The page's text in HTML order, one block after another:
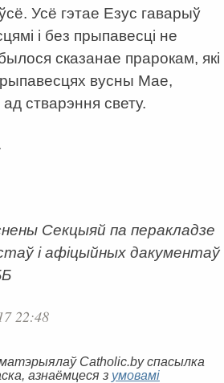
Усё гэтае Езус гаварыў
і без прыпавесці не
сказанае прарокам, які
вусны Мае,
стварэння свету.
Секцыяй па перакладзе
і афіцыйных дакументаў
22:48
Catholic.by спасылка
азнаёмцеся з умовамі